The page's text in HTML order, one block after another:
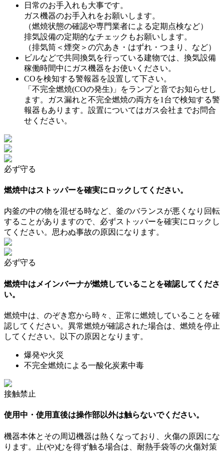
日常のお手入れも大事です。
ガス機器のお手入れをお願いします。
（燃焼状態の確認や専門業者による定期点検など）
排気設備の定期的なチェックもお願いします。
（排気筒＜煙突＞の穴あき・はずれ・つまり、など）
ビルなどで共同換気を行っている建物では、換気設備
稼働時間中にガス機器をお使いください。
COを検知する警報器を設置して下さい。
「不完全燃焼(COの発生)」をランプと音でお知らせし
ます。ガス漏れと不完全燃焼の両方を1台で検知する警
報器もあります。設置についてはガス会社までお問合
せください。
必ず守る
燃焼中はストッパーを確実にロックしてください。
内釜の中の物を混ぜる時など、釜のバランスが悪くなり回転
することがありますので、必ずストッパーを確実にロックし
てください。思わぬ事故の原因になります。
必ず守る
燃焼中はメインバーナが燃焼していることを確認してくださ
い。
燃焼中は、のぞき窓から時々、正常に燃焼していることを確
認してください。異常燃焼が確認された場合は、燃焼を停止
してください。以下の原因となります。
爆発や火災
不完全燃焼による一酸化炭素中毒
接触禁止
使用中・使用直後は操作部以外は触らないでください。
機器本体とその周辺機器は熱くなっており、火傷の原因にな
ります。止(や)むを得ず触る場合は、耐熱手袋等の火傷対策